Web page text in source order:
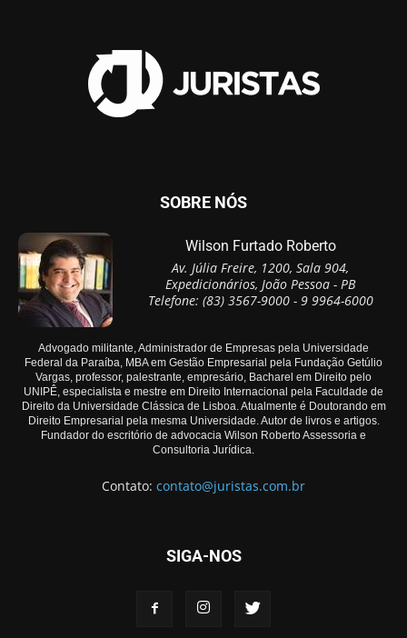
SOBRE NÓS
Wilson Furtado Roberto
Av. Júlia Freire, 1200, Sala 904,
Expedicionários, João Pessoa - PB
Telefone: (83) 3567-9000 - 9 9964-6000
Advogado militante, Administrador de Empresas pela Universidade
Federal da Paraíba, MBA em Gestão Empresarial pela Fundação Getúlio
Vargas, professor, palestrante, empresário, Bacharel em Direito pelo
UNIPÊ, especialista e mestre em Direito Internacional pela Faculdade de
Direito da Universidade Clássica de Lisboa. Atualmente é Doutorando em
Direito Empresarial pela mesma Universidade. Autor de livros e artigos.
Fundador do escritório de advocacia Wilson Roberto Assessoria e
Consultoria Jurídica.
Contato: contato@juristas.com.br
SIGA-NOS